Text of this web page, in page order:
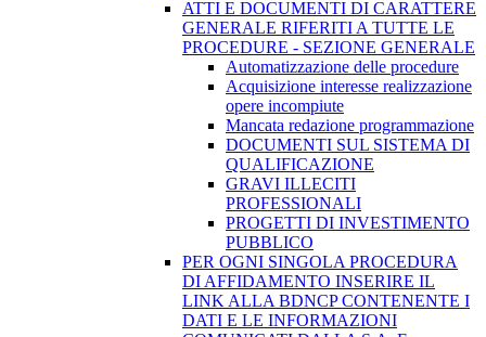
ATTI E DOCUMENTI DI CARATTERE
GENERALE RIFERITI A TUTTE LE
PROCEDURE - SEZIONE GENERALE
Automatizzazione delle procedure
Acquisizione interesse realizzazione
opere incompiute
Mancata redazione programmazione
DOCUMENTI SUL SISTEMA DI
QUALIFICAZIONE
GRAVI ILLECITI
PROFESSIONALI
PROGETTI DI INVESTIMENTO
PUBBLICO
PER OGNI SINGOLA PROCEDURA
DI AFFIDAMENTO INSERIRE IL
LINK ALLA BDNCP CONTENENTE I
DATI E LE INFORMAZIONI